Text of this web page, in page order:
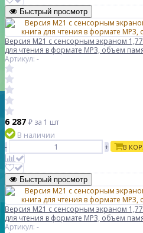
Быстрый просмотр
Версия M21 с сенсорным экраном
для чтения в формате MP3, объем
Артикул: -
6 287 ₽ за 1 шт
В наличии
-
+ В
Быстрый просмотр
Версия M21 с сенсорным экраном
для чтения в формате MP3, объем
Артикул: -